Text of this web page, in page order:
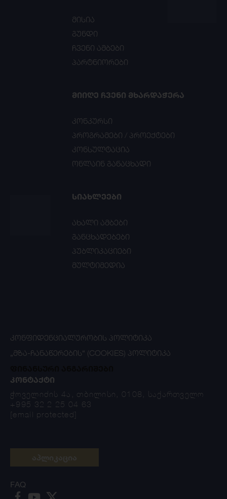
მისია
გუნდი
ჩვენი ამბები
პარტნიორები
ᲛᲘᲘᲦᲔ ᲩᲕᲔᲜᲘ ᲛᲮᲐᲠᲓᲐᲭᲔᲠᲐ
კონკურსი
პროგრამები / პროექტები
კონსულტაცია
ონლაინ განაცხადი
ᲡᲘᲐᲮᲚᲔᲔᲑᲘ
ახალი ამბები
განცხადებები
პუბლიკაციები
მულტიმედია
ᲙᲝᲜᲤᲘᲓᲔᲜᲪᲘᲐᲚᲣᲠᲝᲑᲘᲡ ᲞᲝᲚᲘᲢᲘᲙᲐ
„ᲛᲖᲐ-ᲩᲐᲜᲐᲬᲔᲠᲔᲑᲘᲡ“ (COOKIES) ᲞᲝᲚᲘᲢᲘᲙᲐ
ᲙᲝᲜᲢᲐᲥᲢᲘ
ჭოველიძის 4ა, თბილისი, 0108, საქართველო
+995 32 2 25 04 63
[email protected]
FAQ